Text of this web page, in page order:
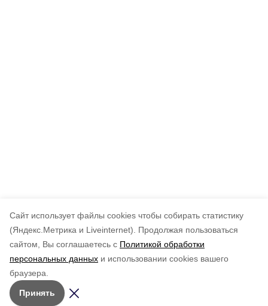
Cайт использует файлы cookies чтобы собирать статистику
(Яндекс.Метрика и Liveinternet).
Продолжая пользоваться
сайтом, Вы соглашаетесь с Политикой обработки
персональных данных и использовании cookies вашего
браузера.
Принять